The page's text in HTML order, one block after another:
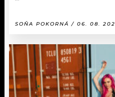
SOŇA POKORNÁ / 06. 08.